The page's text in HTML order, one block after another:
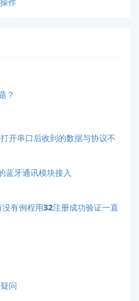
？
开串口后收到的数据与协议不
蓝牙通讯模块接入
有例程用32注册成功验证一直
问